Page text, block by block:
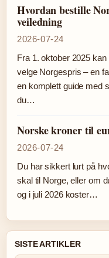
Hvordan bestille
veiledning
2026-07-24
Fra 1. oktober 2025
velge Norgespris – en
en komplett guide med
du…
Norske kroner til
2026-07-24
Du har sikkert lurt på
skal til Norge, eller om
og i juli 2026 koster…
SISTE ARTIKLER